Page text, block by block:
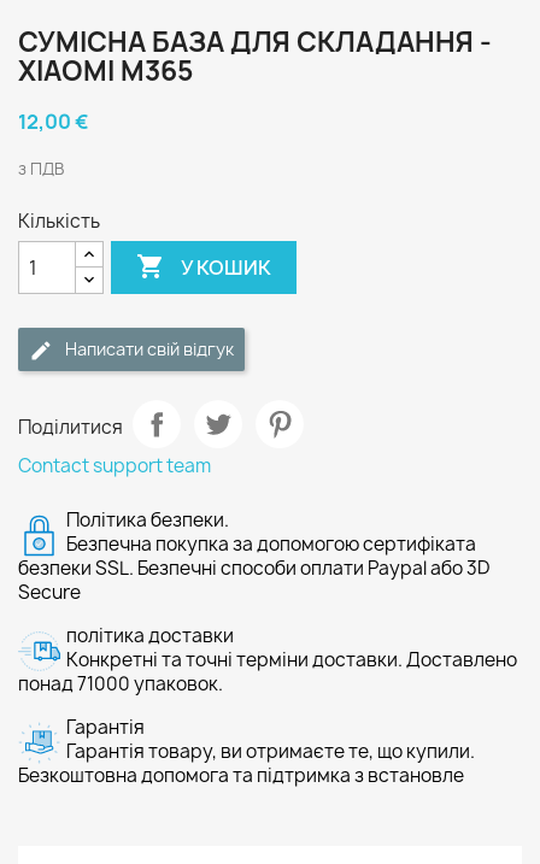
СУМІСНА БАЗА ДЛЯ СКЛАДАННЯ -
XIAOMI M365
12,00 €
з ПДВ
Кількість
 У КОШИК
Написати свій відгук
Поділитися
Contact support team
Політика безпеки.
Безпечна покупка за допомогою сертифіката
безпеки SSL. Безпечні способи оплати Paypal або 3D
Secure
політика доставки
Конкретні та точні терміни доставки. Доставлено
понад 71000 упаковок.
Гарантія
Гарантія товару, ви отримаєте те, що купили.
Безкоштовна допомога та підтримка з встановле